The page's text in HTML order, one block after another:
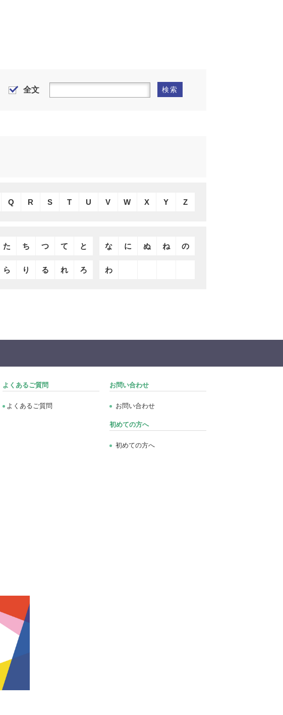
全文 検索
Q R S T U V W X Y Z
た ち つ て と な に ぬ ね の
ら り る れ ろ わ
よくあるご質問
よくあるご質問
お問い合わせ
お問い合わせ
初めての方へ
初めての方へ